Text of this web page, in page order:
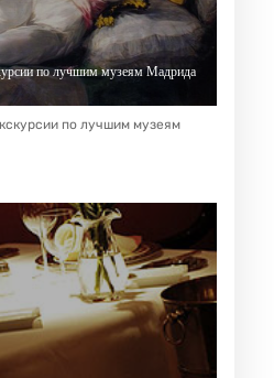
по лучшим музеям Мадрида
по лучшим музеям